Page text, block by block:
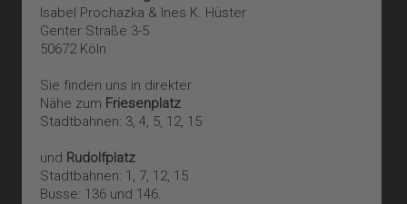
Akzeptieren
powered by
Isabel Prochazka & Ines K. Hüster
Genter Straße 3-5
50672 Köln
Sie finden uns in direkter
Nähe zum Friesenplatz
Stadtbahnen: 3, 4, 5, 12, 15
und Rudolfplatz
Stadtbahnen: 1, 7, 12, 15
Busse: 136 und 146.